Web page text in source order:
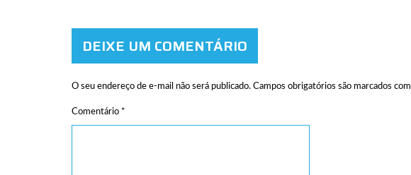
DEIXE UM COMENTÁRIO
O seu endereço de e-mail não será publicado. Campos obrigatórios são marcados com
Comentário *